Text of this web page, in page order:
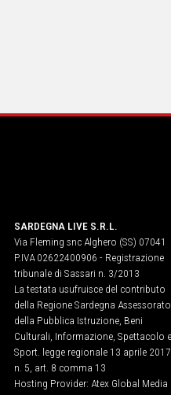
SARDEGNA LIVE S.R.L.
Via Fleming snc Alghero (SS) 07041
P.IVA 02622400906 - Registrazione
tribunale di Sassari n. 3/2013
La testata usufruisce del contributo
della Regione Sardegna Assessorato
della Pubblica Istruzione, Beni
Culturali, Informazione, Spettacolo e
Sport. legge regionale 13 aprile 2017
n. 5, art. 8 comma 13
Hosting Provider: Atex Global Media